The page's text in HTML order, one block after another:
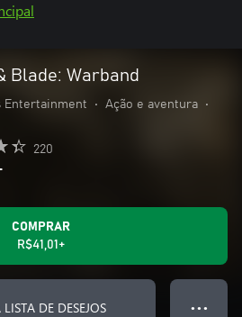
Blade: Warband
Entertainment • Ação e aventura
•
220
COMPRAR
R$41,01+
DE DESEJOS ● ● ●